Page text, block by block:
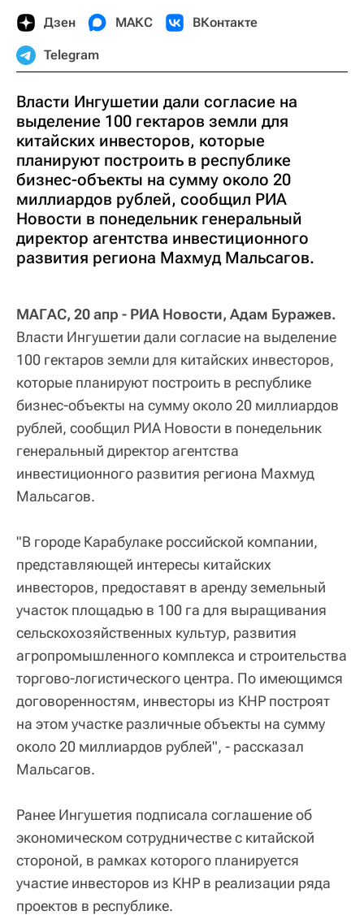
Дзен МАКС ВКонтакте
Telegram
Власти Ингушетии дали согласие на
выделение 100 гектаров земли для
китайских инвесторов, которые
планируют построить в республике
бизнес-объекты на сумму около 20
миллиардов рублей, сообщил РИА
Новости в понедельник генеральный
директор агентства инвестиционного
развития региона Махмуд Мальсагов.
МАГАС, 20 апр - РИА Новости, Адам Буражев.
Власти Ингушетии дали согласие на выделение
100 гектаров земли для китайских инвесторов,
которые планируют построить в республике
бизнес-объекты на сумму около 20 миллиардов
рублей, сообщил РИА Новости в понедельник
генеральный директор агентства
инвестиционного развития региона Махмуд
Мальсагов.
"В городе Карабулаке российской компании,
представляющей интересы китайских
инвесторов, предоставят в аренду земельный
участок площадью в 100 га для выращивания
сельскохозяйственных культур, развития
агропромышленного комплекса и строительства
торгово-логистического центра. По имеющимся
договоренностям, инвесторы из КНР построят
на этом участке различные объекты на сумму
около 20 миллиардов рублей", - рассказал
Мальсагов.
Ранее Ингушетия подписала соглашение об
экономическом сотрудничестве с китайской
стороной, в рамках которого планируется
участие инвесторов из КНР в реализации ряда
проектов в республике.